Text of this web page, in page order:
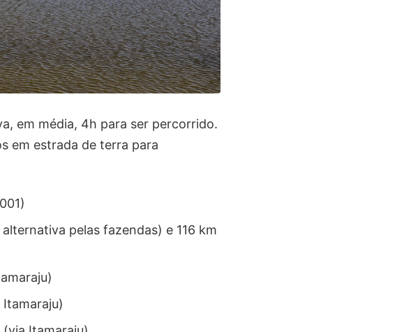
em média, 4h para ser percorrido.
em estrada de terra para
pelas fazendas) e 116 km